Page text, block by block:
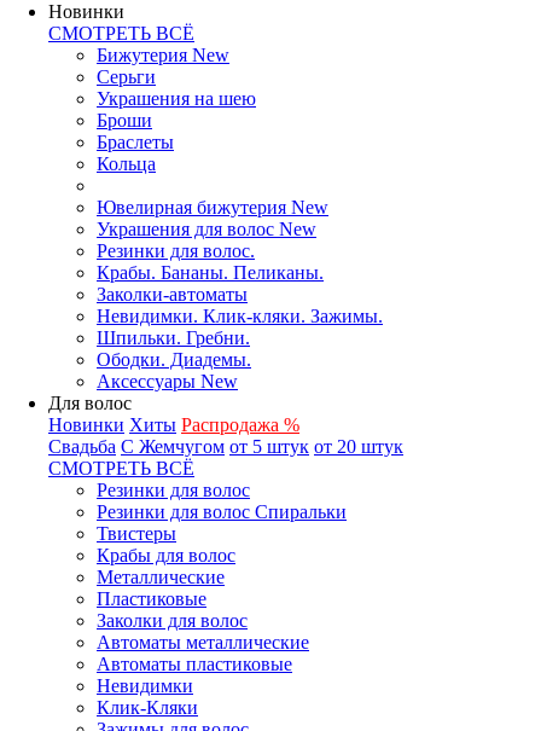
Новинки
СМОТРЕТЬ ВСЁ
Бижутерия New
Серьги
Украшения на шею
Броши
Браслеты
Кольца
Ювелирная бижутерия New
Украшения для волос New
Резинки для волос.
Крабы. Бананы. Пеликаны.
Заколки-автоматы
Невидимки. Клик-кляки. Зажимы.
Шпильки. Гребни.
Ободки. Диадемы.
Аксессуары New
Для волос
Новинки Хиты Распродажа %
Свадьба С Жемчугом от 5 штук от 20 штук
СМОТРЕТЬ ВСЁ
Резинки для волос
Резинки для волос Спиральки
Твистеры
Крабы для волос
Металлические
Пластиковые
Заколки для волос
Автоматы металлические
Автоматы пластиковые
Невидимки
Клик-Кляки